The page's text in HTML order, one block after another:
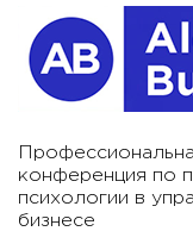
конференция по
психологии в
бизнесе